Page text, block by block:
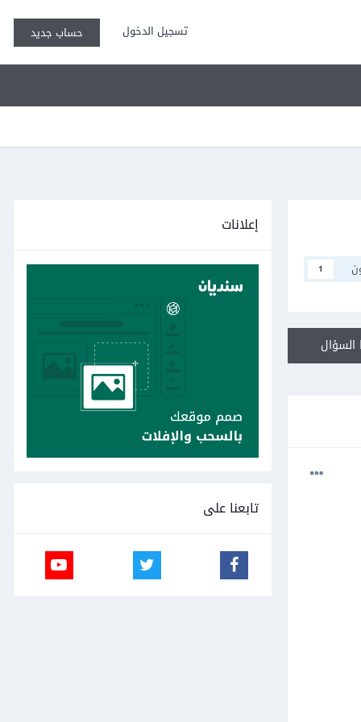
تسجيل الدخول حساب جديد
1
إعلانات
تابعنا على